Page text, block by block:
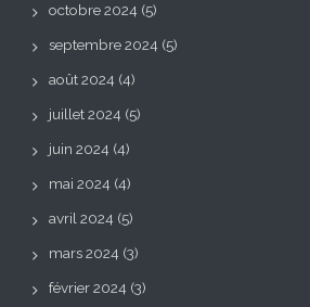
octobre 2024 (5)
septembre 2024 (5)
août 2024 (4)
juillet 2024 (5)
juin 2024 (4)
mai 2024 (4)
avril 2024 (5)
mars 2024 (3)
février 2024 (3)